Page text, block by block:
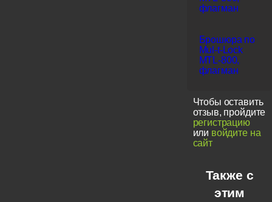
флагман
Брошюра по
Mul-t-Lock
MTL-800,
флагман
Чтобы оставить
отзыв, пройдите
регистрацию
или войдите на
сайт
Также с
этим